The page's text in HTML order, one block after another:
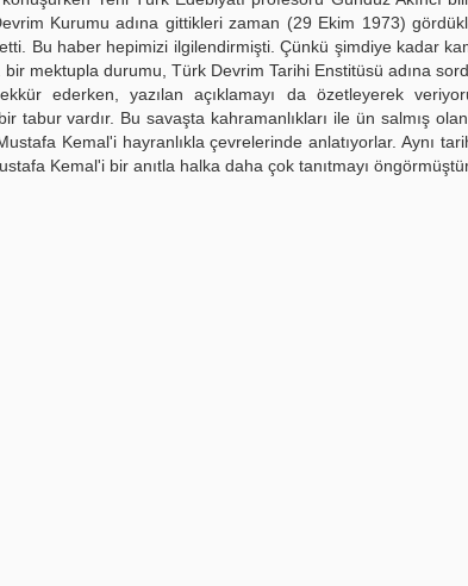
Kurumu adına gittikleri zaman (29 Ekim 1973)
Bu haber hepimizi ilgilendirmişti. Çünkü şimdiye kadar
mektupla durumu, Türk Devrim Tarihi Enstitüsü adına
ederken, yazılan açıklamayı da özetleyerek
tabur vardır. Bu savaşta kahramanlıkları ile ün salmış
Kemal'i hayranlıkla çevrelerinde anlatıyorlar. Aynı
Kemal'i bir anıtla halka daha çok tanıtmayı